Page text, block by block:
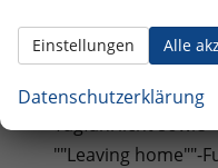
Schließung
Fahrlichtschaltung
Tagfahrlicht sowie
""Leaving home""-
Alle
Einstellungen
Datenschutzerklärung